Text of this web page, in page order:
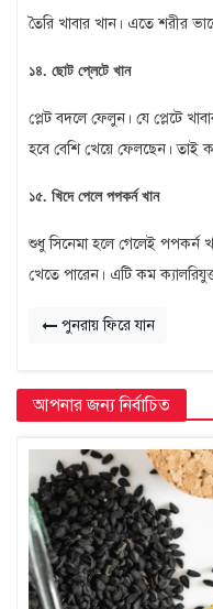
তৈরি খাবার খান। এতে শরীর
১৪. ছোট প্লেটে খান
প্লেট বদলে ফেলুন। যে প্লেটে
হবে বেশি খেয়ে ফেলছেন। তাই
১৫. খিদে পেলে পপকর্ন খান
শুধু সিনেমা হলে গেলেই পপকর্ন
খেতে পারেন। এটি কম
পুনরায় ফিরে যান
আপনার জন্য নির্বাচিত